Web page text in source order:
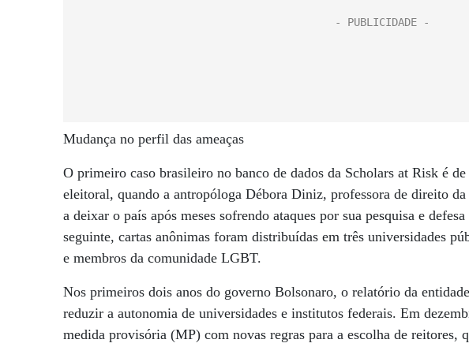
Mudança no perfil das ameaças
O primeiro caso brasileiro no banco de dados da Scholars at Risk é
eleitoral, quando a antropóloga Débora Diniz, professora de direito
a deixar o país após meses sofrendo ataques por sua pesquisa e
seguinte, cartas anônimas foram distribuídas em três universidades
e membros da comunidade LGBT.
Nos primeiros dois anos do governo Bolsonaro, o relatório da
reduzir a autonomia de universidades e institutos federais. Em
medida provisória (MP) com novas regras para a escolha de reitores,